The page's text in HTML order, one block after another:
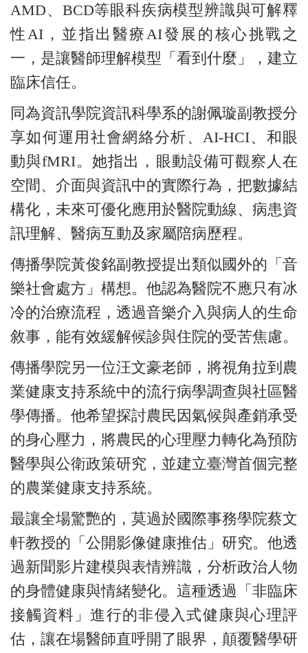
AMD、BCD等眼科疾病模型辨識與可解釋
性AI，並指出醫療AI發展的核心挑戰之
一，是讓醫師理解模型「看到什麼」，建立
臨床信任。
同為資訊學院資訊科學系的謝佩璇副教授分
享如何運用社會網絡分析、AI-HCI、和眼
動與fMRI。她指出，眼動設備可觀察人在
空間、介面與資訊中的實際行為，把數據結
構化，未來可優化應用於醫院動線、病患資
訊理解、醫病互動及家屬陪病歷程。
傳播學院黃俊銘副教授提出類似國外的「音
樂社會處方」構想。他認為醫院不應只有冰
冷的治療流程，透過音樂介入與病人的生命
敘事，能有效緩解候診與住院的受苦焦慮。
傳播學院另一位汪文豪老師，將視角拉到農
業健康支持系統中的流行病學調查與社區醫
學傳播。他希望探討農民因氣候與產銷承受
的身心壓力，將農民的心理壓力轉化為預防
醫學與公衛政策研究，並建立臺灣首個完整
的農業健康支持系統。
最讓全場驚艷的，莫過於國際事務學院蔡文
軒教授的「公開影像健康推估」研究。他透
過新聞影片建模與表情辨識，分析政治人物
的身體健康與情緒變化。這種透過「非臨床
接觸資料」進行的非侵入式健康與心理評
估，讓在場醫師直呼開了眼界，顛覆醫學研